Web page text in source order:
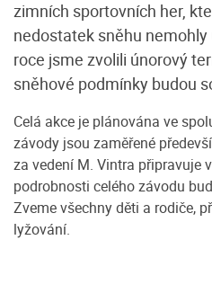
zimních sportovních her,
nedostatek sněhu
roce jsme zvolili únorový
sněhové podmínky budou
Celá akce je plánována ve
závody jsou zaměřené
za vedení M. Vintra připravuje
podrobnosti celého závodu
Zveme všechny děti a rodiče,
lyžování.